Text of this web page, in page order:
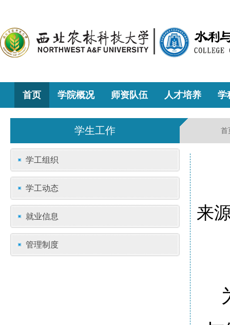
首页 学院概况 师资队伍 人才培养 学
学生工作 首
学工组织
学工动态
就业信息
管理制度
来